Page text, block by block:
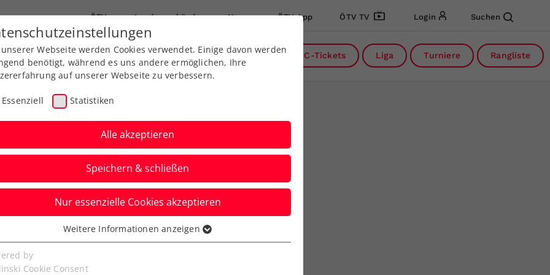
ÖTV Landesverbände News ÖTV App ÖTV TV Login Suchen
Ausbildung Services Über uns DC-Tickets Liga Turniere Rangliste
stürmt zu
Coup
Webseite werden Cookies verwendet. Einige davon werden
benötigt, während es uns andere ermöglichen, Ihre
auf unserer Webseite zu verbessern.
Essenziell Statistiken
Alle akzeptieren
Speichern & schließen
Nur essenzielle Cookies akzeptieren
Cookies werden für grundlegende Funktionen der
benötigt. Dadurch ist gewährleistet, dass die Webseite
Weitere Informationen anzeigen
by
Cookie Consent